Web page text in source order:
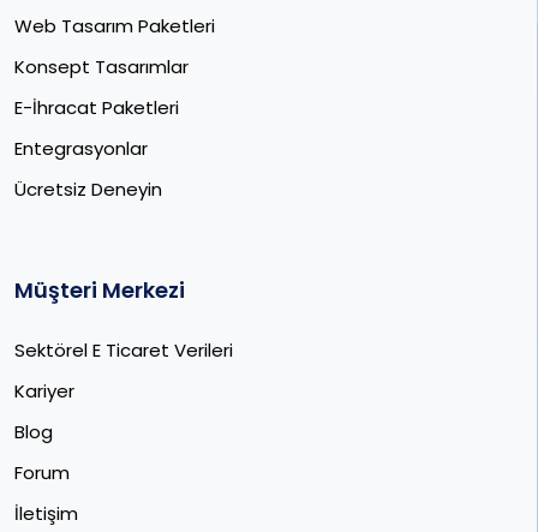
Web Tasarım Paketleri
Konsept Tasarımlar
E-İhracat Paketleri​
Entegrasyonlar
Ücretsiz Deneyin
Müşteri Merkezi
Sektörel E Ticaret Verileri
Kariyer
Blog
Forum
İletişim